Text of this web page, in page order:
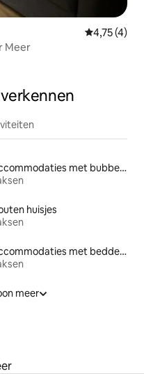
4,75 (4)
Meer
Accommodaties met bubbelbad
huisjes
Accommodaties met bedden op toegankelijke hoogte
meer